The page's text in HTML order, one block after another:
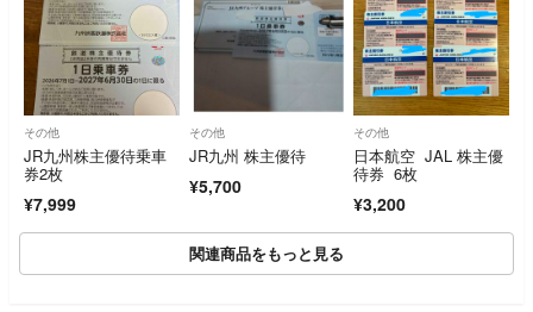
その他
JR九州株主優待乗車
券2枚
¥7,999
その他
JR九州 株主優待
¥5,700
その他
日本航空 JAL 株主優
待券 6枚
¥3,200
関連商品をもっと見る